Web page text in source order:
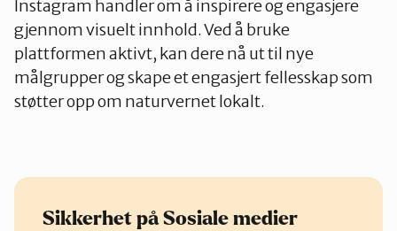
Instagram handler om å inspirere og engasjere
gjennom visuelt innhold. Ved å bruke
plattformen aktivt, kan dere nå ut til nye
målgrupper og skape et engasjert fellesskap som
støtter opp om naturvernet lokalt.
Sikkerhet på Sosiale medier